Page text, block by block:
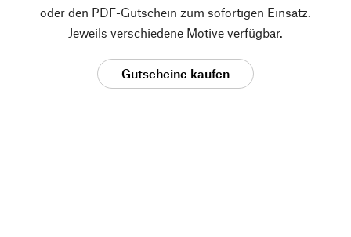
oder den PDF-Gutschein zum sofortigen Einsatz.
Jeweils verschiedene Motive verfügbar.
Gutscheine kaufen